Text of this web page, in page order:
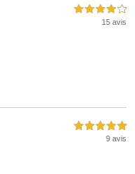
4,0 étoiles sur 5
15 avis
5,0 étoiles sur 5
9 avis